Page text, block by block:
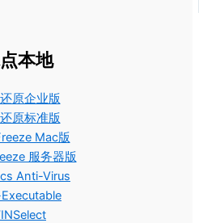
本地
原企业版
原标准版
Mac版
服务器版
Anti-Virus